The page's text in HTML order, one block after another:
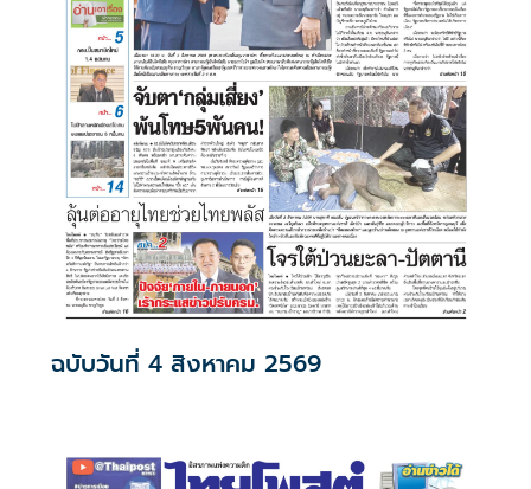
ฉบับวันที่ 4 สิงหาคม 2569